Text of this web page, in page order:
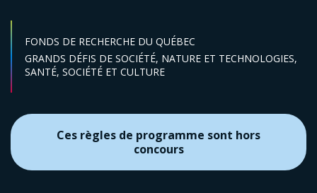
FONDS DE RECHERCHE DU QUÉBEC
Secteur :
GRANDS DÉFIS DE SOCIÉTÉ, NATURE ET TECHNOLOGIES,
SANTÉ, SOCIÉTÉ ET CULTURE
Ces règles de programme sont hors
concours